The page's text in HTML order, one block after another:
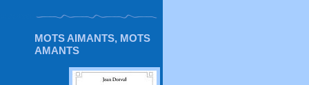
MOTS AIMANTS, MOTS
AMANTS